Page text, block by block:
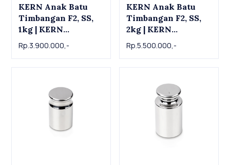
KERN Anak Batu
Timbangan F2, SS,
1kg | KERN
Individual weight
337-11 , OIML Class
Rp.3.900.000,-
KERN Anak Batu
Timbangan F2, SS,
2kg | KERN
Individual weight
337-12 , OIML Class
Rp.5.500.000,-